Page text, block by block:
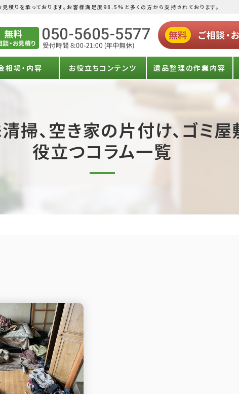
りを承っております。お客様満足度98.5%と多くの方から支持されております。
相場・内容 お役立ちコンテンツ 遺品整理の作業内容
掃、空き家の片付け、ゴミ
役立つコラム一覧